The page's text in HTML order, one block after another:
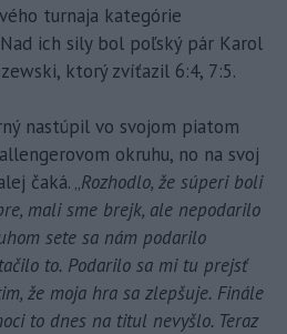
turnaja kategórie
ich sily bol poľský pár Karol
ktorý zvíťazil 6:4, 7:5.
nastúpil vo svojom piatom
okruhu, no na svoj
čaká. „Rozhodlo, že súperi boli
mali sme brejk, ale nepodarilo
sete sa nám podarilo
to. Podarilo sa mi tu prejsť
že moja hra sa zlepšuje. Finále
to dnes na titul nevyšlo. Teraz